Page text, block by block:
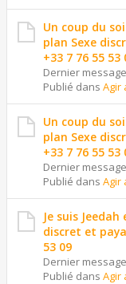
Un coup du
plan Sexe
+33 7 76 55 53
Dernier
Publié dans Agir
Un coup du
plan Sexe
+33 7 76 55 53
Dernier
Publié dans Agir
Je suis
discret et
53 09
Dernier
Publié dans Agir